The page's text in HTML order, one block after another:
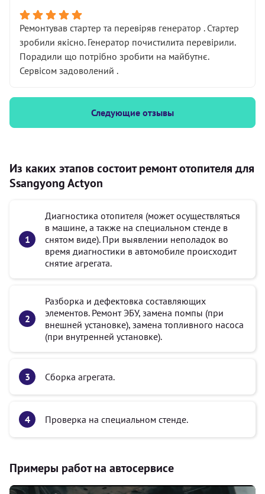
Ремонтував стартер та перевіряв генератор . Стартер
зробили якісно. Генератор почистилита перевірили.
Порадили що потрібно зробити на майбутнє.
Сервісом задоволений .
Следующие отзывы
Из каких этапов состоит ремонт отопителя для
Ssangyong Actyon
Диагностика отопителя (может осуществляться
в машине, а также на специальном стенде в
снятом виде). При выявлении неполадок во
время диагностики в автомобиле происходит
снятие агрегата.
Разборка и дефектовка составляющих
элементов. Ремонт ЭБУ, замена помпы (при
внешней установке), замена топливного насоса
(при внутренней установке).
Сборка агрегата.
Проверка на специальном стенде.
Примеры работ на автосервисе